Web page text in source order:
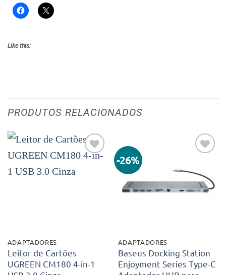
Like this:
PRODUTOS RELACIONADOS
aos meus
ADAPTADORES
Leitor de Cartões
UGREEN CM180 4-in-1
-26%
aos meus
desejos
ADAPTADORES
Baseus Docking Station
Enjoyment Series Type-C